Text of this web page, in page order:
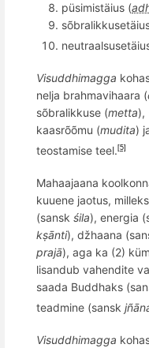
püsimistäius (
sõ
Visuddhimagga
nelja brahmavihaara (
sõbralikkuse (metta),
kaasrõõmu (mudita)
teostamise teel. [5]
Mahaajaana
kuuene jaotus,
(sansk śila), energia
kṣānti), džhaana (
prajā), aga ka (2)
lisandub vahendite
saada Buddhaks (
teadmine (sansk jñā
Visuddhimagga